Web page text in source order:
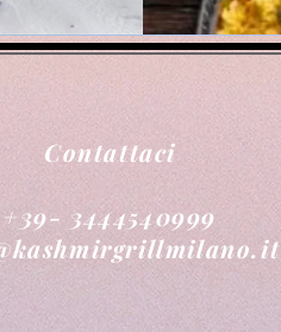
Contattaci
+39- 3444540999